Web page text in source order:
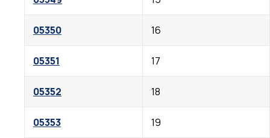
05350 16
05351 17
05352 18
05353 19